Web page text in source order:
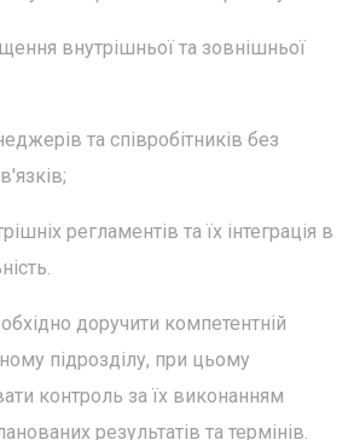
внутрішньої та зовнішньої
та співробітників без
регламентів та їх інтеграція в
доручити компетентній
підрозділу, при цьому
контроль за їх виконанням
результатів та термінів.